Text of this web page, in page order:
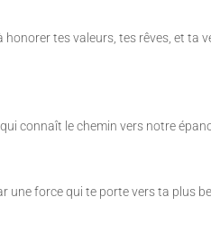
tes valeurs, tes rêves, et ta
connaît le chemin vers notre
une force qui te porte vers ta plus